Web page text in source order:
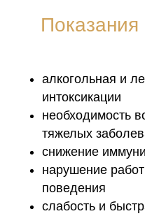
алкогольная и
интоксикации
необходимость
тяжелых
снижение
нарушение
поведения
слабость и